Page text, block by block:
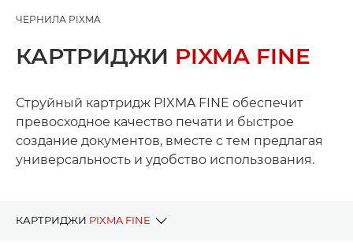
ЧЕРНИЛА PIXMA
КАРТРИДЖИ PIXMA FINE
Струйный картридж PIXMA FINE обеспечит
превосходное качество печати и быстрое
создание документов, вместе с тем предлагая
универсальность и удобство использования.
КАРТРИДЖИ PIXMA FINE